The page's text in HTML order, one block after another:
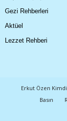
Gezi Rehberleri
Aktüel
Lezzet Rehberi
Erkut Özen
Basın